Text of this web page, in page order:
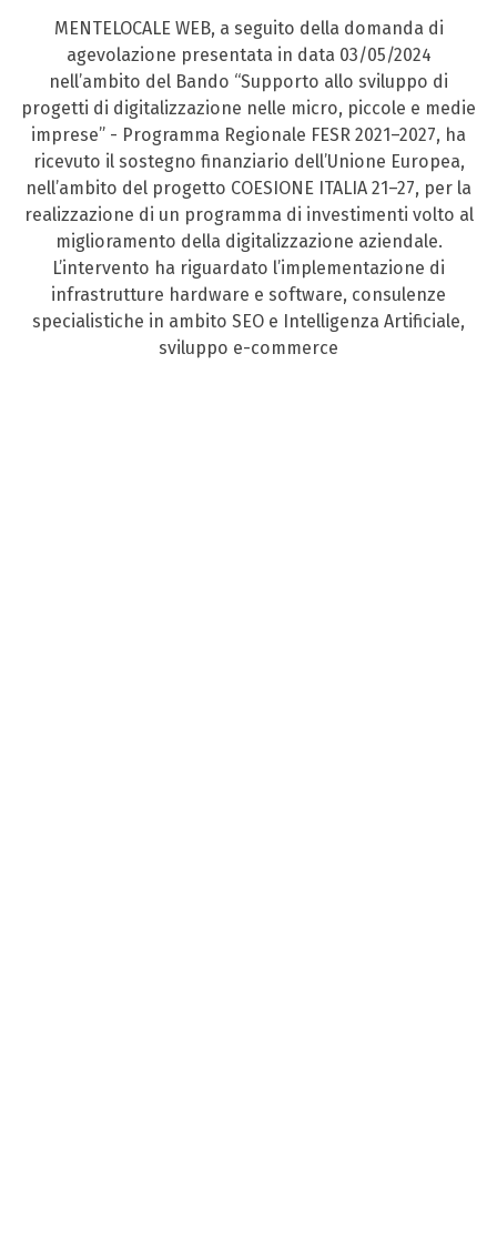
MENTELOCALE WEB, a seguito della domanda di
agevolazione presentata in data 03/05/2024
nell’ambito del Bando “Supporto allo sviluppo di
progetti di digitalizzazione nelle micro, piccole e medie
imprese” - Programma Regionale FESR 2021–2027, ha
ricevuto il sostegno finanziario dell’Unione Europea,
nell’ambito del progetto COESIONE ITALIA 21–27, per la
realizzazione di un programma di investimenti volto al
miglioramento della digitalizzazione aziendale.
L’intervento ha riguardato l’implementazione di
infrastrutture hardware e software, consulenze
specialistiche in ambito SEO e Intelligenza Artificiale,
sviluppo e-commerce